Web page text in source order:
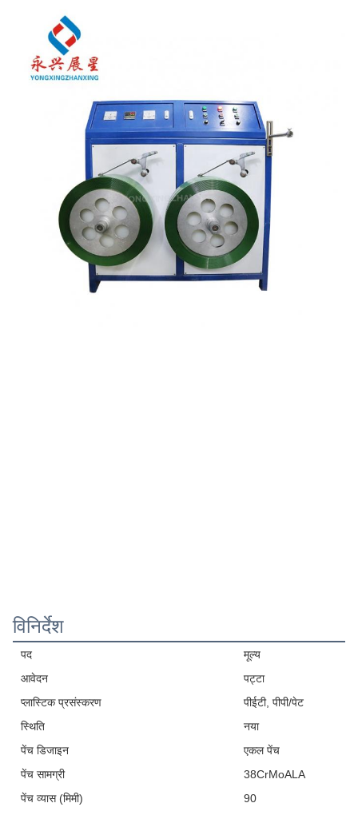
विनिर्देश
पद
मूल्य
आवेदन
पट्टा
प्लास्टिक प्रसंस्करण
पीईटी, पीपी/पेट
स्थिति
नया
पेंच डिजाइन
एकल पेंच
पेंच सामग्री
38CrMoALA
पेंच व्यास (मिमी)
90